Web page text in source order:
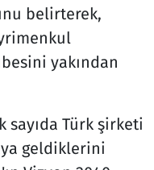
belirterek,
yakından
Türk şirketi
geldiklerini